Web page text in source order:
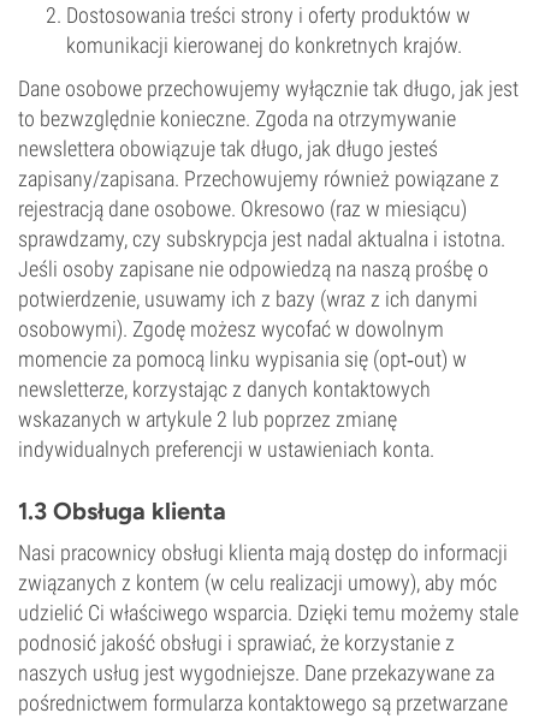
Dostosowania treści strony i oferty produktów w
komunikacji kierowanej do konkretnych krajów.
Dane osobowe przechowujemy wyłącznie tak długo, jak jest
to bezwzględnie konieczne. Zgoda na otrzymywanie
newslettera obowiązuje tak długo, jak długo jesteś
zapisany/zapisana. Przechowujemy również powiązane z
rejestracją dane osobowe. Okresowo (raz w miesiącu)
sprawdzamy, czy subskrypcja jest nadal aktualna i istotna.
Jeśli osoby zapisane nie odpowiedzą na naszą prośbę o
potwierdzenie, usuwamy ich z bazy (wraz z ich danymi
osobowymi). Zgodę możesz wycofać w dowolnym
momencie za pomocą linku wypisania się (opt‑out) w
newsletterze, korzystając z danych kontaktowych
wskazanych w artykule 2 lub poprzez zmianę
indywidualnych preferencji w ustawieniach konta.
1.3 Obsługa klienta
Nasi pracownicy obsługi klienta mają dostęp do informacji
związanych z kontem (w celu realizacji umowy), aby móc
udzielić Ci właściwego wsparcia. Dzięki temu możemy stale
podnosić jakość obsługi i sprawiać, że korzystanie z
naszych usług jest wygodniejsze. Dane przekazywane za
pośrednictwem formularza kontaktowego są przetwarzane